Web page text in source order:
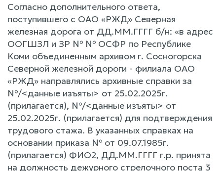
Согласно дополнительного ответа,
поступившего с ОАО «РЖД» Северная
железная дорога от ДД.ММ.ГГГГ б/н: «в адрес
ООГШЗЛ и ЗР № № ОСФР по Республике
Коми объединенным архивом г. Сосногорска
Северной железной дороги - филиала ОАО
«РЖД» направлялись архивные справки за
№/<данные изъяты> от 25.02.2025г.
(прилагается), №/<данные изъяты> от
25.02.2025г. (прилагается) для подтверждения
трудового стажа. В указанных справках на
основании приказа № от 09.07.1985г.
(прилагается) ФИО2, ДД.ММ.ГГГГ г.р. принята
на должность дежурного стрелочного поста 3